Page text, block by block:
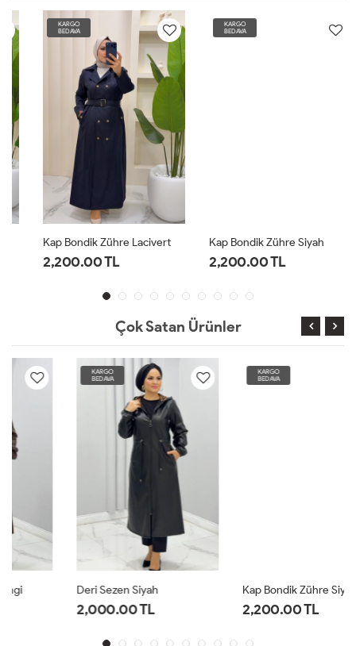
KARGO
BEDAVA
Kap Bondik Zühre Lacivert
2,200.00 TL
KARGO
BEDAVA
Kap Bondik Zühre Siyah
2,200.00 TL
Çok Satan Ürünler
KARGO
BEDAVA
Deri Sezen Siyah
2,000.00 TL
KARGO
BEDAVA
Kap Bondik Zühre Siyah
2,200.00 TL